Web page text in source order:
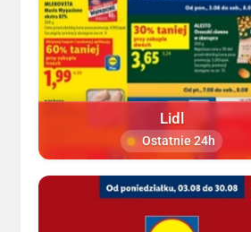
Lidl
Ostatnie 24h